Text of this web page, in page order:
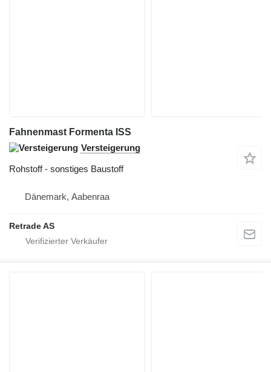
Fahnenmast Formenta ISS
Versteigerung
Rohstoff - sonstiges Baustoff
Dänemark, Aabenraa
Retrade AS